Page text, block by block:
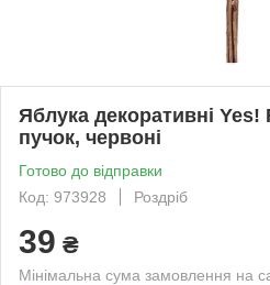
Яблука декоративні
пучок, червоні
Готово до відправки
Код: 973928
Роздріб
39 ₴
Мінімальна сума замовлення на